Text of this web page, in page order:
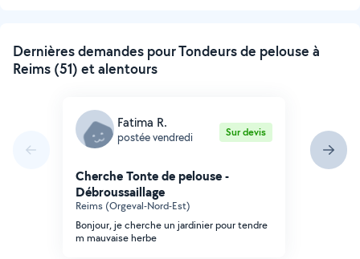
Dernières demandes pour Tondeurs de pelouse à
Reims (51) et alentours
Fatima R.
postée vendredi Sur devis
Cherche Tonte de pelouse -
Débroussaillage
Reims (Orgeval-Nord-Est)
Bonjour, je cherche un jardinier pour tendre
m mauvaise herbe